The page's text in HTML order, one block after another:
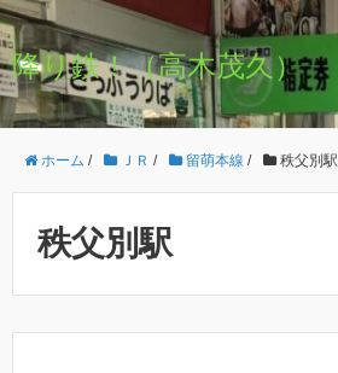
降り鉄！（高木茂久）
ホーム / ＪＲ / 留萌本線 / 秩父別駅
秩父別駅